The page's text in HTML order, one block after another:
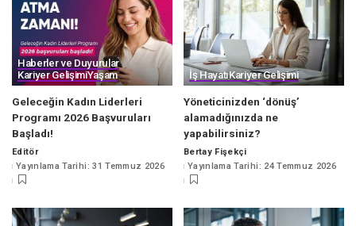
Haberler ve Duyurular
Kariyer GelişimiYaşam
Geleceğin Kadın Liderleri
Programı 2026 Başvuruları
Başladı!
Posted
by
Editör
Yayınlama Tarihi: 31 Temmuz 2026
İş HayatıKariyer Gelişimi
Yöneticinizden ‘dönüş’
alamadığınızda ne
yapabilirsiniz?
Posted
by
Bertay Fişekçi
Yayınlama Tarihi: 24 Temmuz 2026